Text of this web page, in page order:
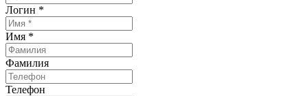
Логин *
Имя *
Фамилия
Телефон